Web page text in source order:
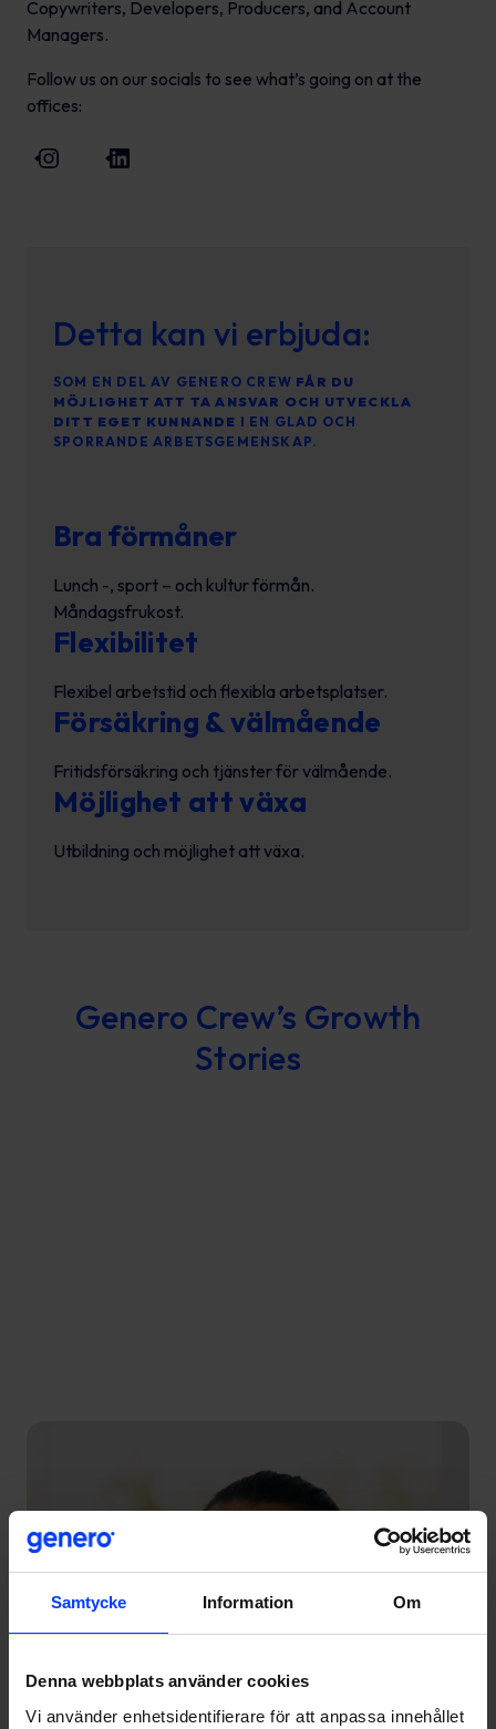
Samtycke Information Om
Denna webbplats använder cookies
Vi använder enhetsidentifierare för att anpassa innehållet
Copywriters, Developers, Producers, and Account
Managers.
Follow us on our socials to see what’s going on at the
offices:
Instagram LinkedIn
Detta kan vi erbjuda:
SOM EN DEL AV GENERO CREW FÅR DU
MÖJLIGHET ATT TA ANSVAR OCH UTVECKLA
DITT EGET KUNNANDE I EN GLAD OCH
SPORRANDE ARBETSGEMENSKAP.
Bra förmåner
Lunch -, sport – och kultur förmån.
Måndagsfrukost.
Flexibilitet
Flexibel arbetstid och flexibla arbetsplatser.
Försäkring & välmående
Fritidsförsäkring och tjänster för välmående.
Möjlighet att växa
Utbildning och möjlighet att växa.
Genero Crew’s Growth
Stories